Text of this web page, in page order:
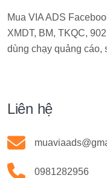
Mua VIA ADS
XMDT, BM, TKQC,
dùng chạy quảng cáo,
Liên hệ
0981282956